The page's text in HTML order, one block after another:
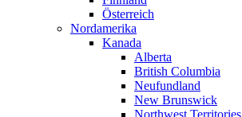
Österreich
Nordamerika
Kanada
Alberta
British Columbia
Neufundland
New Brunswick
Northwest Territories